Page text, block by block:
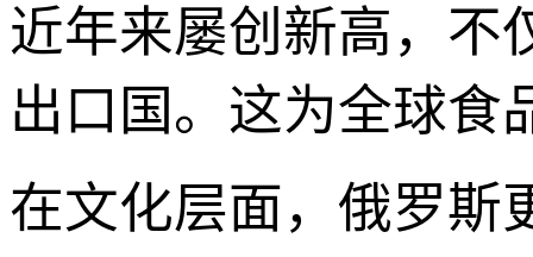
近年来屡创新高，不
出口国。这为全球食
在文化层面，俄罗斯